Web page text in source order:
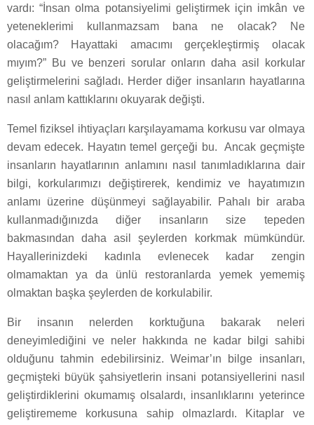
vardı: “İnsan olma potansiyelimi geliştirmek için imkân ve
yeteneklerimi kullanmazsam bana ne olacak? Ne
olacağım? Hayattaki amacımı gerçekleştirmiş olacak
mıyım?” Bu ve benzeri sorular onların daha asil korkular
geliştirmelerini sağladı. Herder diğer insanların hayatlarına
nasıl anlam kattıklarını okuyarak değişti.
Temel fiziksel ihtiyaçları karşılayamama korkusu var olmaya
devam edecek. Hayatın temel gerçeği bu. Ancak geçmişte
insanların hayatlarının anlamını nasıl tanımladıklarına dair
bilgi, korkularımızı değiştirerek, kendimiz ve hayatımızın
anlamı üzerine düşünmeyi sağlayabilir. Pahalı bir araba
kullanmadığınızda diğer insanların size tepeden
bakmasından daha asil şeylerden korkmak mümkündür.
Hayallerinizdeki kadınla evlenecek kadar zengin
olmamaktan ya da ünlü restoranlarda yemek yememiş
olmaktan başka şeylerden de korkulabilir.
Bir insanın nelerden korktuğuna bakarak neleri
deneyimlediğini ve neler hakkında ne kadar bilgi sahibi
olduğunu tahmin edebilirsiniz. Weimar’ın bilge insanları,
geçmişteki büyük şahsiyetlerin insani potansiyellerini nasıl
geliştirdiklerini okumamış olsalardı, insanlıklarını yeterince
geliştirememe korkusuna sahip olmazlardı. Kitaplar ve